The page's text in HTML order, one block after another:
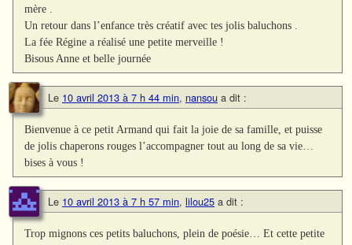
mère .
Un retour dans l’enfance très créatif avec tes jolis baluchons .
La fée Régine a réalisé une petite merveille !
Bisous Anne et belle journée
Le 10 avril 2013 à 7 h 44 min, nansou a dit :
Bienvenue à ce petit Armand qui fait la joie de sa famille, et puisse
de jolis chaperons rouges l’accompagner tout au long de sa vie…
bises à vous !
Le 10 avril 2013 à 7 h 57 min, lilou25 a dit :
Trop mignons ces petits baluchons, plein de poésie… Et cette petite